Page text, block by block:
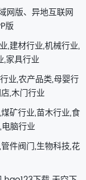
网版、异地互联网
版
,建材行业,机械行业,
,家具行业
业,农产品类,母婴行
,木门行业
矿行业,苗木行业,食
脑行业
件阀门,生物科技,花